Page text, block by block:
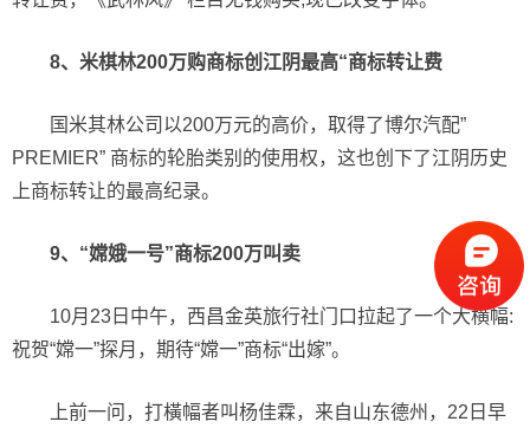
8、米棋林200万购商标创江阴最高“商标转让费
国米其林公司以200万元的高价，取得了博尔汽配”
PREMIER” 商标的轮胎类别的使用权，这也创下了江阴历史
上商标转让的最高纪录。
9、“嫦娥一号”商标200万叫卖
10月23日中午，西昌金英旅行社门口拉起了一个大横幅:
祝贺“嫦一”探月，期待“嫦一”商标“出嫁”。
上前一问，打橫幅者叫杨佳霖，来自山东德州，22日早